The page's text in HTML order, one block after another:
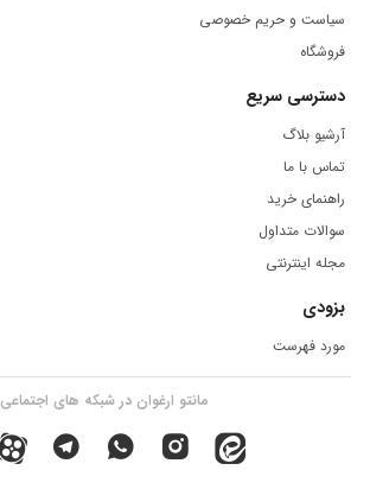
سیاست و حریم خصوصی
فروشگاه
دسترسی سریع
آرشیو بلاگ
تماس با ما
راهنمای خرید
سوالات متداول
مجله اینترنتی
بزودی
مورد فهرست
مانتو ارغوان در شبکه های اجتماعی